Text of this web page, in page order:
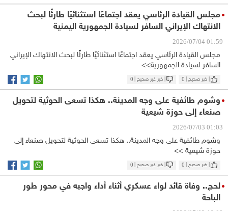
مجلس القيادة الرئاسي يعقد اجتماعًا استثنائيًا طارئًا لبحث
الانتهاك الإيراني السافر لسيادة الجمهورية اليمنية
01:59 2026/07/04
مجلس القيادة الرئاسي يعقد اجتماعًا استثنائيًا طارئًا لبحث الانتهاك الإيراني
السافر لسيادة الجمهورية>>
| خبر صحيح | 0 | خبر غير صحيح | 0
وشوم طائفية على وجه المدينة.. هكذا تسعى الحوثية لتحويل
صنعاء إلى حوزة شيعية
01:03 2026/07/03
وشوم طائفية على وجه المدينة.. هكذا تسعى الحوثية لتحويل صنعاء إلى
حوزة شيعية >>
| خبر صحيح | 0 | خبر غير صحيح | 0
لحج.. وفاة قائد لواء عسكري أثناء أداء واجبه في محور طور
الباحة